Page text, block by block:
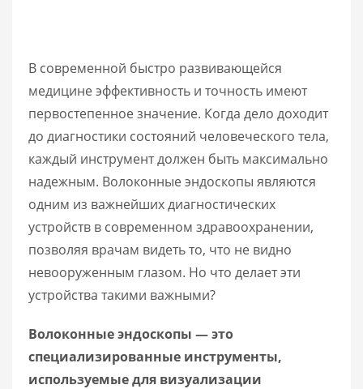
В современной быстро развивающейся
медицине эффективность и точность имеют
первостепенное значение. Когда дело доходит
до диагностики состояний человеческого тела,
каждый инструмент должен быть максимально
надежным. Волоконные эндоскопы являются
одним из важнейших диагностических
устройств в современном здравоохранении,
позволяя врачам видеть то, что не видно
невооруженным глазом. Но что делает эти
устройства такими важными?
Волоконные эндоскопы — это
специализированные инструменты,
используемые для визуализации